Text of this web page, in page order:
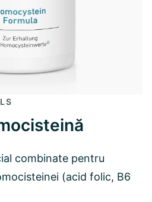
combinate pentru
(acid folic, B6